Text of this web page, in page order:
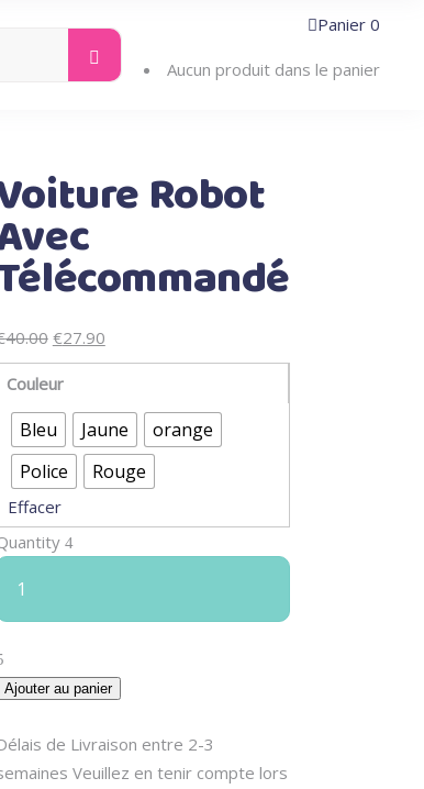
for:
Panier 0
Aucun produit dans le panier
Robot
40.00 Le
prix
initial
était :
€40.00.
€27.90Le
prix
est :
€27.90.
Couleur
Bleu Jaune
orange
Police
Rouge
Effacer
Ajouter au panier
de Livraison entre 2-3
Veuillez en tenir compte lors